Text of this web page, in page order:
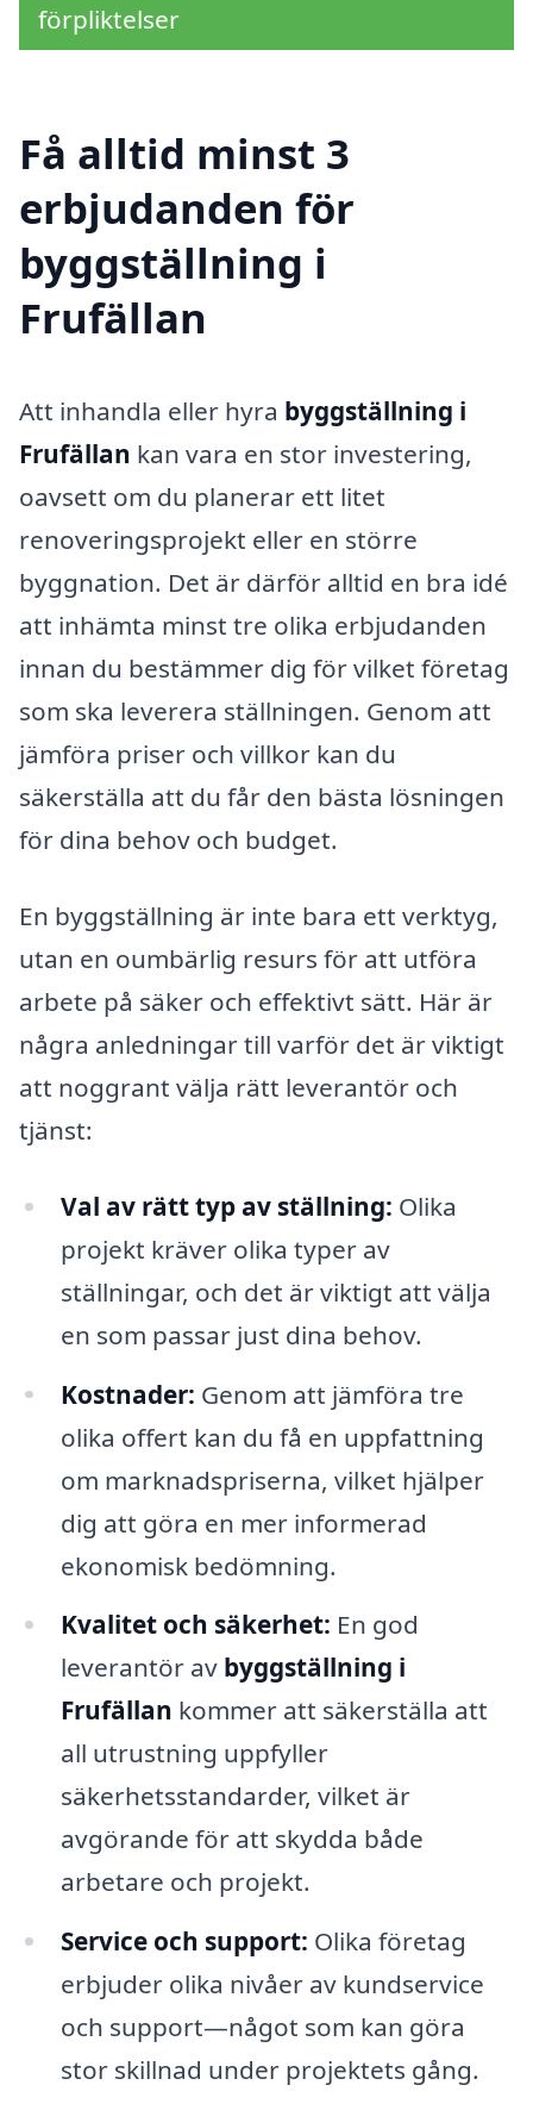
förpliktelser
Få alltid minst 3
erbjudanden för
byggställning i
Frufällan
Att inhandla eller hyra byggställning i
Frufällan kan vara en stor investering,
oavsett om du planerar ett litet
renoveringsprojekt eller en större
byggnation. Det är därför alltid en bra idé
att inhämta minst tre olika erbjudanden
innan du bestämmer dig för vilket företag
som ska leverera ställningen. Genom att
jämföra priser och villkor kan du
säkerställa att du får den bästa lösningen
för dina behov och budget.
En byggställning är inte bara ett verktyg,
utan en oumbärlig resurs för att utföra
arbete på säker och effektivt sätt. Här är
några anledningar till varför det är viktigt
att noggrant välja rätt leverantör och
tjänst:
Val av rätt typ av ställning: Olika
projekt kräver olika typer av
ställningar, och det är viktigt att välja
en som passar just dina behov.
Kostnader: Genom att jämföra tre
olika offert kan du få en uppfattning
om marknadspriserna, vilket hjälper
dig att göra en mer informerad
ekonomisk bedömning.
Kvalitet och säkerhet: En god
leverantör av byggställning i
Frufällan kommer att säkerställa att
all utrustning uppfyller
säkerhetsstandarder, vilket är
avgörande för att skydda både
arbetare och projekt.
Service och support: Olika företag
erbjuder olika nivåer av kundservice
och support—något som kan göra
stor skillnad under projektets gång.